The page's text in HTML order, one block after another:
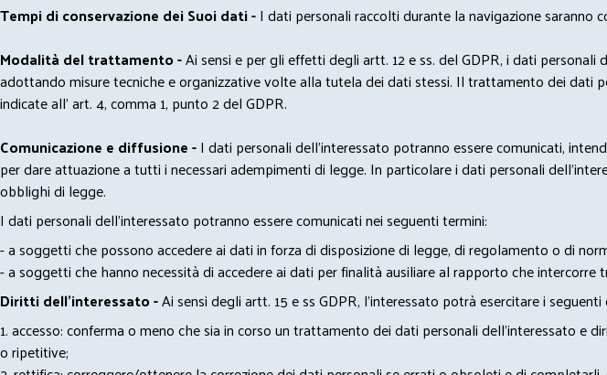
Tempi di conservazione dei Suoi dati -I dati personali raccolti durante la navigazione
Modalità del trattamento -Ai sensi e per gli effetti degli artt. 12 e ss. del GDPR, i dati
adottando misure tecniche e organizzative volte alla tutela dei dati stessi. Il trattamento dei dati
indicate all' art. 4, comma 1, punto 2 del GDPR.
Comunicazione e diffusione -I dati personali dell’interessato potranno essere comunicati,
per dare attuazione a tutti i necessari adempimenti di legge. In particolare i dati personali
obblighi di legge.
I dati personali dell’interessato potranno essere comunicati nei seguenti termini:
- a soggetti che possono accedere ai dati in forza di disposizione di legge, di regolamento o di
- a soggetti che hanno necessità di accedere ai dati per finalità ausiliare al rapporto che
Diritti dell’interessato -Ai sensi degli artt. 15 e ss GDPR, l’interessato potrà esercitare i
1. accesso: conferma o meno che sia in corso un trattamento dei dati personali dell’interessato
o ripetitive;